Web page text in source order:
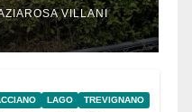
VILLANI
LAGO TREVIGNANO